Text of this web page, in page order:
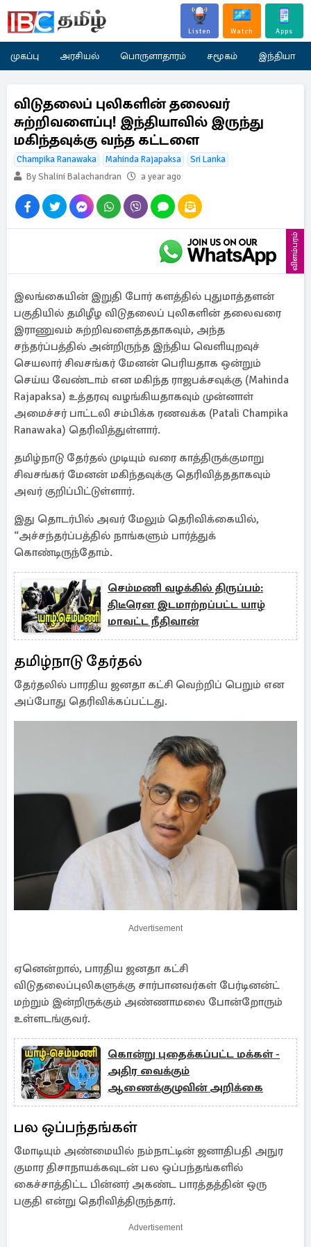
Listen Watch Apps
முகப்பு அரசியல் பொருளாதாரம் சமூகம் இந்தியா
விடுதலைப் புலிகளின் தலைவர்
சுற்றிவளைப்பு! இந்தியாவில் இருந்து
மகிந்தவுக்கு வந்த கட்டளை
Champika Ranawaka Mahinda Rajapaksa
Sri Lanka
By Shalini Balachandran
a year ago
விளம்பரம்
இலங்கையின் இறுதி போர் களத்தில் புதுமாத்தளன்
பகுதியில் தமிழீழ விடுதலைப் புலிகளின் தலைவரை
இராணுவம் சுற்றிவளைத்ததாகவும், அந்த
சந்தர்ப்பத்தில் அன்றிருந்த இந்திய வெளியுறவுச்
செயலார் சிவசங்கர் மேனன் பெரியதாக ஒன்றும்
செய்ய வேண்டாம் என மகிந்த ராஜபக்சவுக்கு (Mahinda
Rajapaksa) உத்தரவு வழங்கியதாகவும் முன்னாள்
அமைச்சர் பாட்டலி சம்பிக்க ரணவக்க (Patali Champika
Ranawaka) தெரிவித்துள்ளார்.
தமிழ்நாடு தேர்தல் முடியும் வரை காத்திருக்குமாறு
சிவசங்கர் மேனன் மகிந்தவுக்கு தெரிவித்ததாகவும்
அவர் குறிப்பிட்டுள்ளார்.
இது தொடர்பில் அவர் மேலும் தெரிவிக்கையில்,
“அச்சந்தர்ப்பத்தில் நாங்களும் பார்த்துக்
கொண்டிருந்தோம்.
செம்மணி வழக்கில் திருப்பம்:
திடீரென இடமாற்றப்பட்ட யாழ்
மாவட்ட நீதிவான்
தமிழ்நாடு தேர்தல்
தேர்தலில் பாரதிய ஜனதா கட்சி வெற்றிப் பெறும் என
அப்போது தெரிவிக்கப்பட்டது.
Advertisement
ஏனென்றால், பாரதிய ஜனதா கட்சி
விடுதலைப்புலிகளுக்கு சார்பானவர்கள் பேர்டினன்ட்
மற்றும் இன்றிருக்கும் அண்ணாமலை போன்றோரும்
உள்ளடங்குவர்.
கொன்று புதைக்கப்பட்ட மக்கள் -
அதிர வைக்கும்
ஆணைக்குழுவின் அறிக்கை
பல ஒப்பந்தங்கள்
மோடியும் அண்மையில் நம்நாட்டின் ஜனாதிபதி அநுர
குமார திசாநாயக்கவுடன் பல ஒப்பந்தங்களில்
கைச்சாத்திட்ட பின்னர் அகண்ட பாரத்தத்தின் ஒரு
பகுதி என்று தெரிவித்திருந்தார்.
Advertisement